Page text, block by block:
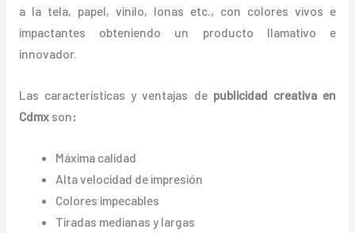
a la tela, papel, vinilo, lonas etc., con colores vivos e
impactantes obteniendo un producto llamativo e
innovador.
Las características y ventajas de publicidad creativa en
Cdmx son:
Máxima calidad
Alta velocidad de impresión
Colores impecables
Tiradas medianas y largas